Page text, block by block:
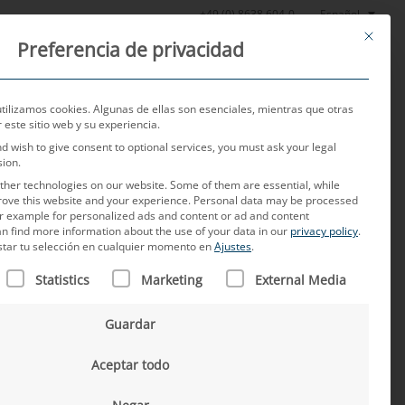
+49 (0) 8638 604-0 Español
Noticias Sobre nosotros Empleo Contacto
de cableado
de la automoción abre
This
Preferencia de privacidad
cookies. Algunas de ellas son esenciales, mientras que otras
sitio web y su experiencia.
wish to give consent to optional services, you must ask your legal
technologies on our website. Some of them are essential, while
this website and your experience. Personal data may be processed
example for personalized ads and content or ad and content
find more information about the use of your data in our privacy policy.
tu selección en cualquier momento enAjustes.
FIGURA UNA LISTA DE LOS GRUPOS DE SERVICIOS
Statistics Marketing External Media
Guardar
Aceptar todo